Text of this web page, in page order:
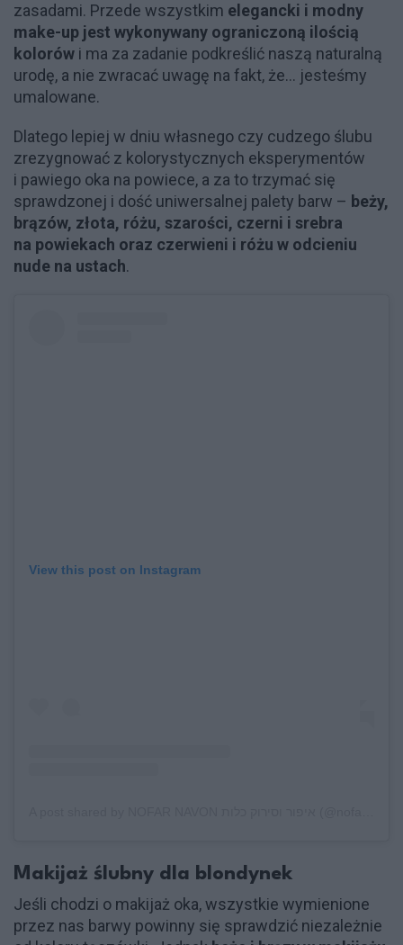
zasadami. Przede wszystkim elegancki i modny
make-up jest wykonywany ograniczoną ilością
kolorów i ma za zadanie podkreślić naszą naturalną
urodę, a nie zwracać uwagę na fakt, że... jesteśmy
umalowane.
Dlatego lepiej w dniu własnego czy cudzego ślubu
zrezygnować z kolorystycznych eksperymentów
i pawiego oka na powiece, a za to trzymać się
sprawdzonej i dość uniwersalnej palety barw – beży,
brązów, złota, różu, szarości, czerni i srebra
na powiekach oraz czerwieni i różu w odcieniu
nude na ustach.
View this post on Instagram
Makijaż ślubny dla blondynek
Jeśli chodzi o makijaż oka, wszystkie wymienione
przez nas barwy powinny się sprawdzić niezależnie